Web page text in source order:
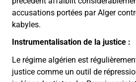
accusations portées par Alger
kabyles.
Instrumentalisation de la justice :
Le régime algérien est
justice comme un outil de